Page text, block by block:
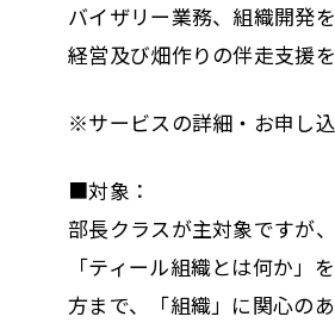
バイザリー業務、組織開発
経営及び畑作りの伴走支援
※サービスの詳細・お申し
■対象：
部長クラスが主対象ですが
「ティール組織とは何か」
方まで、「組織」に関心の